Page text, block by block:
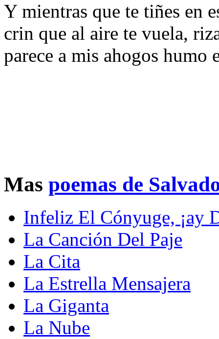
Y mientras que te tiñes en
crin que al aire te vuela,
parece a mis ahogos humo
Mas poemas de
Infeliz El Cónyuge, ¡ay
La Canción Del Paje
La Cita
La Estrella Mensajera
La Giganta
La Nube